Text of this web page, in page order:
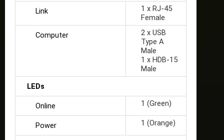
Link
1 x RJ-45
Female
Computer
2 x USB
Type A
Male
1 x HDB-15
Male
LEDs
Online 1 (Green)
Power 1 (Orange)